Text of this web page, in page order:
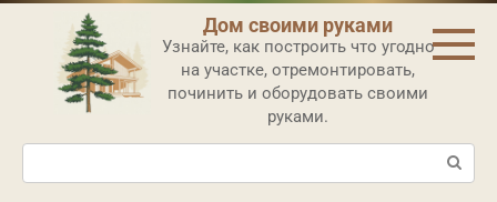
Перейти
контенту
Дом своими руками
Узнайте, как построить что угодно
на участке, отремонтировать,
починить и оборудовать своими
руками.
Поиск: